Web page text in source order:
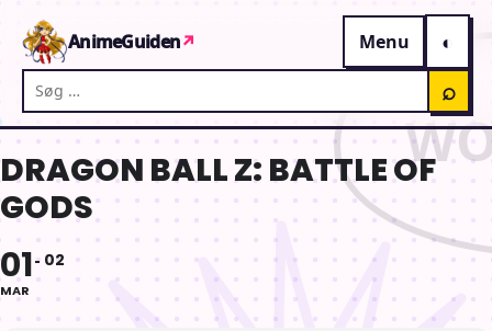
AnimeGuiden↗
Menu
Søg på AnimeGuiden
⌕
DRAGON BALL Z: BATTLE OF
GODS
01
MAR
02